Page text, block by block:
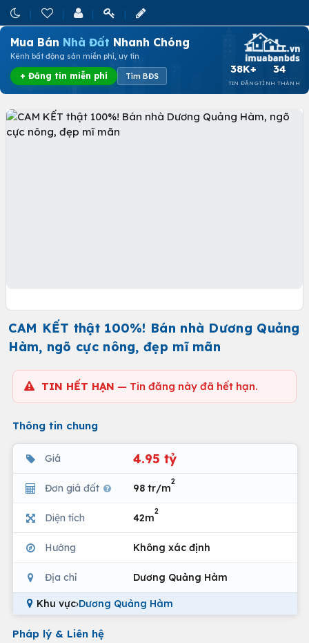
Mua Bán Nhà Đất Nhanh Chóng
Kênh bất động sản miễn phí, uy tín
+ Đăng tin miễn phí Tìm BĐS
38K+
TIN ĐĂNG
34
TỈNH THÀNH
CAM KẾT thật 100%! Bán nhà Dương Quảng
Hàm, ngõ cực nông, đẹp mĩ mãn
TIN HẾT HẠN — Tin đăng này đã hết hạn.
Thông tin chung
Giá 4.95 tỷ
Đơn giá đất 98 tr/m
2
Diện tích 42m
2
Hướng Không xác định
Địa chỉ Dương Quảng Hàm
Khu vực›Dương Quảng Hàm
Pháp lý & Liên hệ